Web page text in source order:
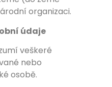
organizaci.
údaje
veškeré
nebo
osobě.